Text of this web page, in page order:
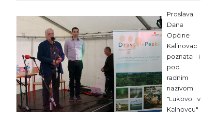
Proslava
Dana
Općine
Kalinovac
poznata i
pod
radnim
nazivom
"Lukovo v
Kalnovcu"